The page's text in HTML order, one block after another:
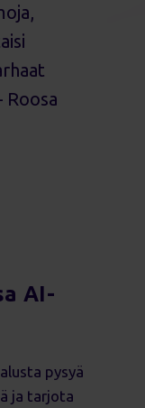
AI-
pysyä
ja tarjota